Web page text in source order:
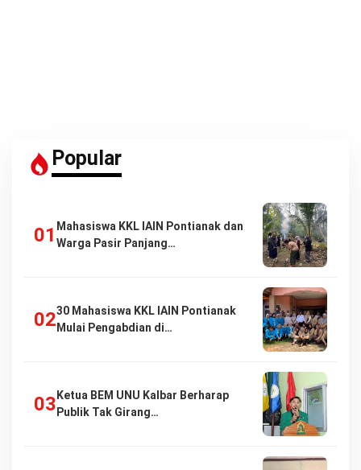
Popular
Mahasiswa KKL IAIN Pontianak dan
Warga Pasir Panjang…
30 Mahasiswa KKL IAIN Pontianak
Mulai Pengabdian di…
Ketua BEM UNU Kalbar Berharap
Publik Tak Girang…